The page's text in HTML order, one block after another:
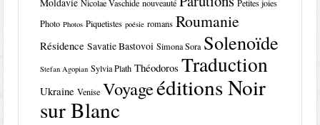
Moldavie Nicolae Vaschide nouveauté
Petites joies
Photo Photos Piquetistes poésie romans Roumanie
Résidence Savatie Bastovoi Simona Sora Solenoïde
Stefan Agopian Sylvia Plath Théodoros Traduction
Ukraine Venise Voyageéditions Noir
sur Blanc